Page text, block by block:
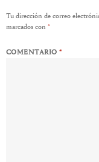
Tu dirección de correo
marcados con *
COMENTARIO*